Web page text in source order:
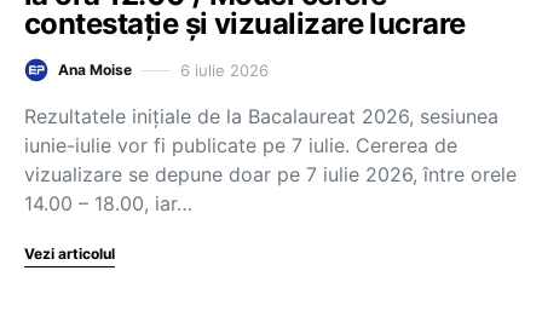
contestație și vizualizare lucrare
Ana Moise 6 iulie 2026
Rezultatele inițiale de la Bacalaureat 2026, sesiunea
iunie-iulie vor fi publicate pe 7 iulie. Cererea de
vizualizare se depune doar pe 7 iulie 2026, între orele
14.00 – 18.00, iar…
Vezi articolul